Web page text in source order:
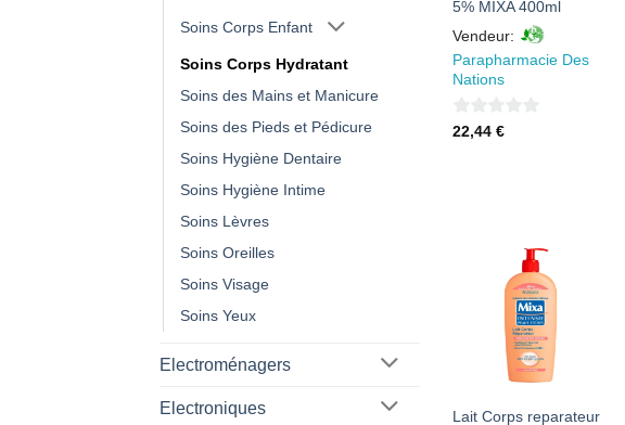
Soins Corps Enfant
Soins Corps Hydratant
Soins des Mains et Manicure
Soins des Pieds et Pédicure
Soins Hygiène Dentaire
Soins Hygiène Intime
Soins Lèvres
Soins Oreilles
Soins Visage
Soins Yeux
Electroménagers
Electroniques
5% MIXA 400ml
Vendeur:
Parapharmacie Des
Nations
0
22,44 €
AJOUTER
À MES
FAVORIS
Lait Corps reparateur